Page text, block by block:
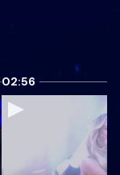
02:56